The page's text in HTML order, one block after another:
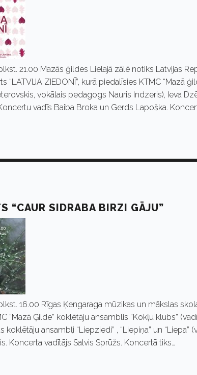
21.00 Mazās ģildes Lielajā zālē notiks Latvijas
“LATVIJA ZIEDONĪ”, kurā piedalīsies KTMC “Mazā
vokālais pedagogs Nauris Indzeris), Ieva
vadīs Baiba Broka un Gerds Lapoška.
“CAUR SIDRABA BIRZI GĀJU”
16.00 Rīgas Ķengaraga mūzikas un mākslas
“Mazā Ģilde” koklētāju ansamblis “Kokļu klubs”
koklētāju ansambļi “Liepziedi” , “Liepiņa” un “Liepa”
Koncerta vadītājs Salvis Sprūžs. Koncertā tiks…